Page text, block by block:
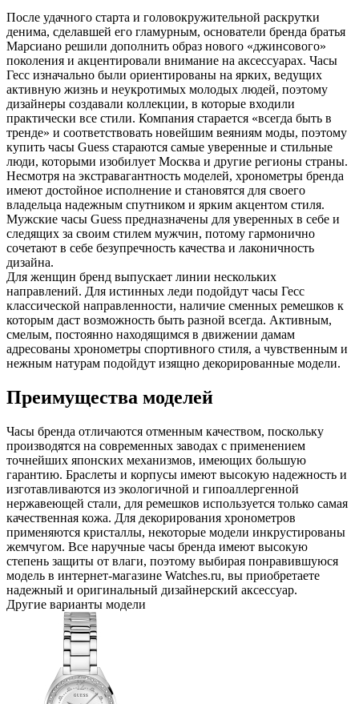
После удачного старта и головокружительной раскрутки
денима, сделавшей его гламурным, основатели бренда братья
Марсиано решили дополнить образ нового «джинсового»
поколения и акцентировали внимание на аксессуарах. Часы
Гесс изначально были ориентированы на ярких, ведущих
активную жизнь и неукротимых молодых людей, поэтому
дизайнеры создавали коллекции, в которые входили
практически все стили. Компания старается «всегда быть в
тренде» и соответствовать новейшим веяниям моды, поэтому
купить часы Guess стараются самые уверенные и стильные
люди, которыми изобилует Москва и другие регионы страны.
Несмотря на экстравагантность моделей, хронометры бренда
имеют достойное исполнение и становятся для своего
владельца надежным спутником и ярким акцентом стиля.
Мужские часы Guess предназначены для уверенных в себе и
следящих за своим стилем мужчин, потому гармонично
сочетают в себе безупречность качества и лаконичность
дизайна.
Для женщин бренд выпускает линии нескольких
направлений. Для истинных леди подойдут часы Гесс
классической направленности, наличие сменных ремешков к
которым даст возможность быть разной всегда. Активным,
смелым, постоянно находящимся в движении дамам
адресованы хронометры спортивного стиля, а чувственным и
нежным натурам подойдут изящно декорированные модели.
Преимущества моделей
Часы бренда отличаются отменным качеством, поскольку
производятся на современных заводах с применением
точнейших японских механизмов, имеющих большую
гарантию. Браслеты и корпусы имеют высокую надежность и
изготавливаются из экологичной и гипоаллергенной
нержавеющей стали, для ремешков используется только самая
качественная кожа. Для декорирования хронометров
применяются кристаллы, некоторые модели инкрустированы
жемчугом. Все наручные часы бренда имеют высокую
степень защиты от влаги, поэтому выбирая понравившуюся
модель в интернет-магазине Watches.ru, вы приобретаете
надежный и оригинальный дизайнерский аксессуар.
Другие варианты модели